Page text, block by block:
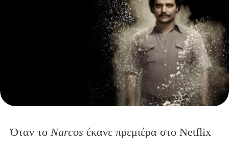
Όταν το Narcos έκανε πρεμιέρα στο Netflix